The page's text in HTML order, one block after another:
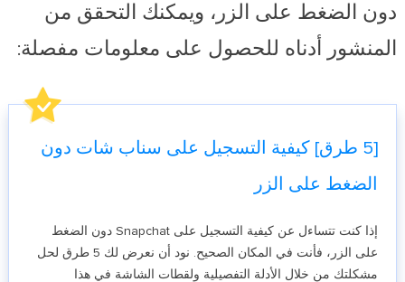
دون الضغط على الزر، ويمكنك التحقق من
المنشور أدناه للحصول على معلومات مفصلة:
[5 طرق] كيفية التسجيل على سناب شات دون
الضغط على الزر
إذا كنت تتساءل عن كيفية التسجيل على Snapchat دون الضغط
على الزر، فأنت في المكان الصحيح. نود أن نعرض لك 5 طرق لحل
مشكلتك من خلال الأدلة التفصيلية ولقطات الشاشة في هذا